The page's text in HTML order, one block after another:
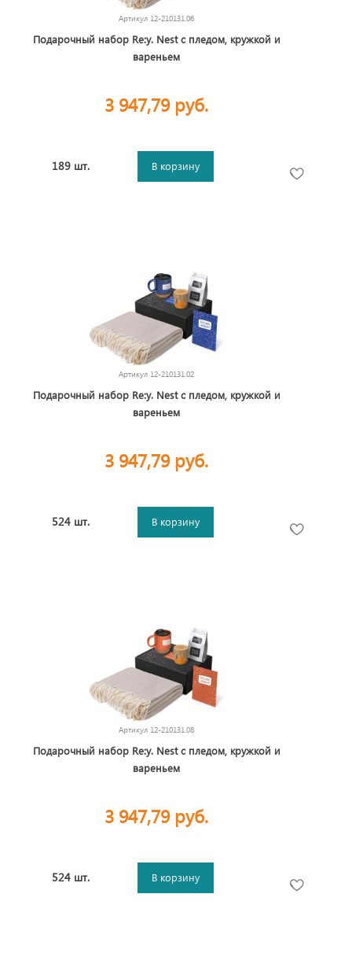
Артикул 12-210131.06
Подарочный набор Re:y. Nest с пледом, кружкой и
вареньем
3 947,79 руб.
189 шт. В корзину
Артикул 12-210131.02
Подарочный набор Re:y. Nest с пледом, кружкой и
вареньем
3 947,79 руб.
524 шт. В корзину
Артикул 12-210131.08
Подарочный набор Re:y. Nest с пледом, кружкой и
вареньем
3 947,79 руб.
524 шт. В корзину